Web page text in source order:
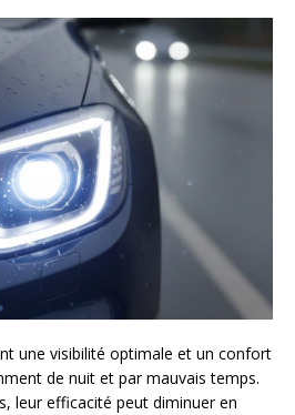
une visibilité optimale et un confort
de nuit et par mauvais temps.
leur efficacité peut diminuer en